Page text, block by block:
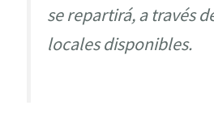
se repartirá, a través
locales disponibles.